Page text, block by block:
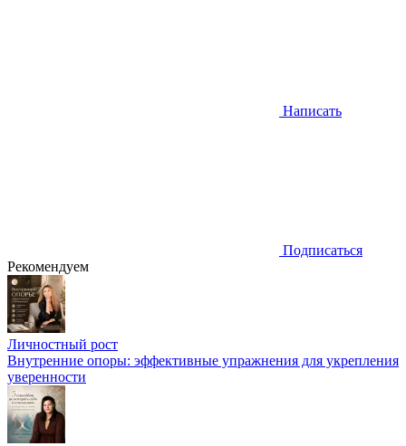
Написать
Подписаться
Рекомендуем
Личностный рост
Внутренние опоры: эффективные упражнения для укрепления
уверенности